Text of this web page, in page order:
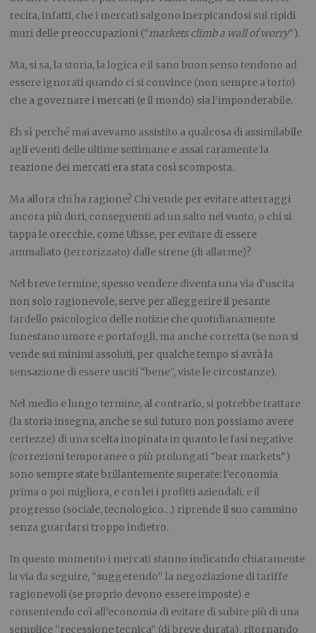
recita, infatti, che i mercati salgono inerpicandosi sui ripidi
muri delle preoccupazioni (“markets climb a wall of worry”).
Ma, si sa, la storia, la logica e il sano buon senso tendono ad
essere ignorati quando ci si convince (non sempre a torto)
che a governare i mercati (e il mondo) sia l’imponderabile.
Eh sì perché mai avevamo assistito a qualcosa di assimilabile
agli eventi delle ultime settimane e assai raramente la
reazione dei mercati era stata così scomposta.
Ma allora chi ha ragione? Chi vende per evitare atterraggi
ancora più duri, conseguenti ad un salto nel vuoto, o chi si
tappa le orecchie, come Ulisse, per evitare di essere
ammaliato (terrorizzato) dalle sirene (di allarme)?
Nel breve termine, spesso vendere diventa una via d’uscita
non solo ragionevole, serve per alleggerire il pesante
fardello psicologico delle notizie che quotidianamente
funestano umore e portafogli, ma anche corretta (se non si
vende sui minimi assoluti, per qualche tempo si avrà la
sensazione di essere usciti “bene”, viste le circostanze).
Nel medio e lungo termine, al contrario, si potrebbe trattare
(la storia insegna, anche se sul futuro non possiamo avere
certezze) di una scelta inopinata in quanto le fasi negative
(correzioni temporanee o più prolungati “bear markets”)
sono sempre state brillantemente superate: l’economia
prima o poi migliora, e con lei i profitti aziendali, e il
progresso (sociale, tecnologico…) riprende il suo cammino
senza guardarsi troppo indietro.
In questo momento i mercati stanno indicando chiaramente
la via da seguire, “suggerendo” la negoziazione di tariffe
ragionevoli (se proprio devono essere imposte) e
consentendo coì all’economia di evitare di subire più di una
semplice “recessione tecnica” (di breve durata), ritornando